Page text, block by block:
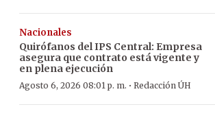
Nacionales
Quirófanos del IPS Central: Empresa
asegura que contrato está vigente y
en plena ejecución
Agosto 6, 2026 08:01 p. m. · Redacción ÚH